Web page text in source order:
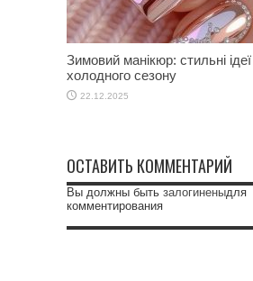
Зимовий манікюр: стильні
холодного сезону
22.12.2025
ОСТАВИТЬ КОММЕНТАРИЙ
Вы должны быть залогиненыдля
комментирования